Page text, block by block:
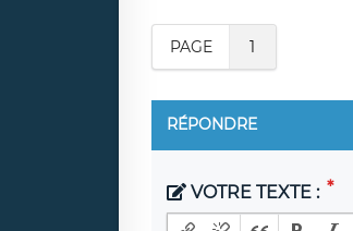
PAGE 1
RÉPONDRE
VOTRE TEXTE :